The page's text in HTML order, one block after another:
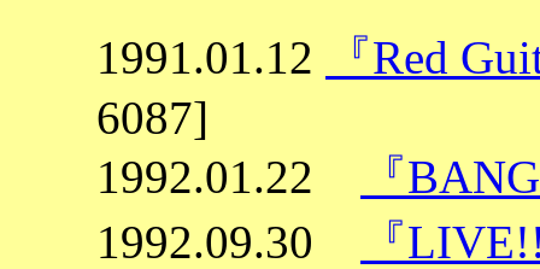
1991.01.12
『Red
6087]
1992.01.22
『
1992.09.30
『